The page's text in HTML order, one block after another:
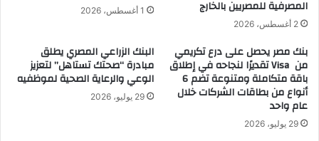
المصرفية للمصريين بالخارج
2 أغسطس، 2026
1 أغسطس، 2026
بنك مصر يحصل على درع تكريمي
من Visa تقديرًا لنجاحه في إطلاق
باقة متكاملة ومتنوعة تضم 6
أنواع من بطاقات الشركات خلال
عام واحد
29 يوليو، 2026
البنك الزراعي المصري يطلق
مبادرة “صحتك تستاهل” لتعزيز
الوعي والرعاية الصحية لموظفيه
29 يوليو، 2026